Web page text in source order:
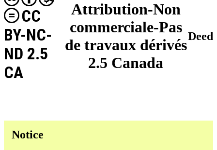
Attribution-Non
commerciale-Pas
de travaux dérivés
2.5 Canada
CC
BY-NC-
ND 2.5
CA
Deed
Notice